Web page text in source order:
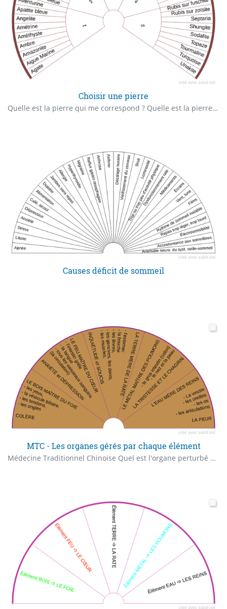
Choisir une pierre
Quelle est la pierre qui me correspond ? Quelle est la pierre qui correspond à ........... ? Quelle est la(les) pierre(s) que j'ai besoin pour ce soin ?
Causes déficit de sommeil
MTC - Les organes gérés par chaque élément
Médecine Traditionnel Chinoise Quel est l'organe perturbé dans cet élément ? Quel organe est affecté par cette émotion ?